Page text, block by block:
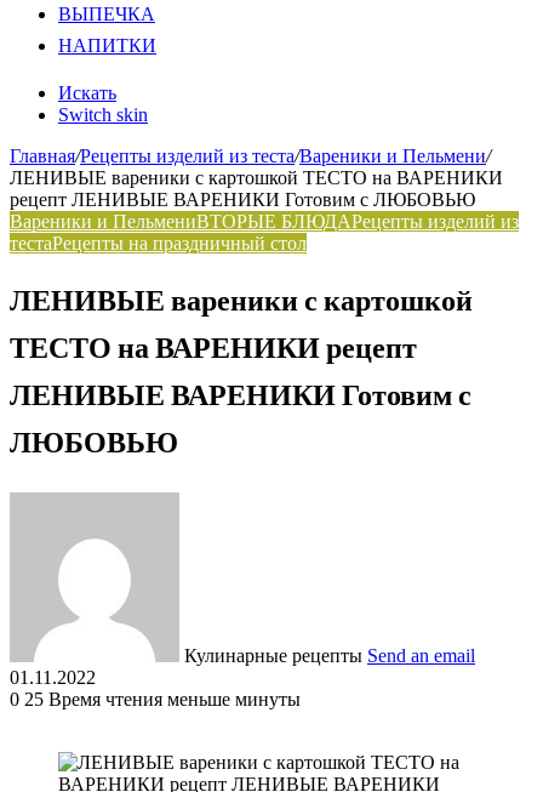
ВЫПЕЧКА
НАПИТКИ
Искать
Switch skin
Главная/Рецепты изделий из теста/Вареники и Пельмени/
ЛЕНИВЫЕ вареники с картошкой ТЕСТО на ВАРЕНИКИ
рецепт ЛЕНИВЫЕ ВАРЕНИКИ Готовим с ЛЮБОВЬЮ
Вареники и ПельмениВТОРЫЕ БЛЮДАРецепты изделий из
тестаРецепты на праздничный стол
ЛЕНИВЫЕ вареники с картошкой
ТЕСТО на ВАРЕНИКИ рецепт
ЛЕНИВЫЕ ВАРЕНИКИ Готовим с
ЛЮБОВЬЮ
Кулинарные рецепты Send an email
01.11.2022
0 25 Время чтения меньше минуты